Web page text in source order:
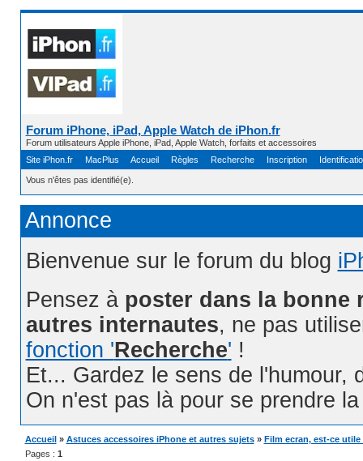
Forum iPhone, iPad, Apple Watch de iPhon.fr
Forum utilisateurs Apple iPhone, iPad, Apple Watch, forfaits et accessoires
Site iPhon.fr
MacPlus Accueil Règles Recherche Inscription
Vous n'êtes pas identifié(e).
Annonce
Bienvenue sur le forum du blog
Pensez à poster dans la bonne
autres internautes, ne pas
fonction 'Recherche' !
Et... Gardez le sens de l'humour,
On n'est pas là pour se prendre
Accueil » Astuces accessoires iPhone et autres sujets » Film ecran, est-ce utile
Pages : 1